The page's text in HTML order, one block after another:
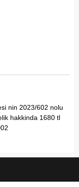
nin 2023/602 nolu
hakkinda 1680 tl